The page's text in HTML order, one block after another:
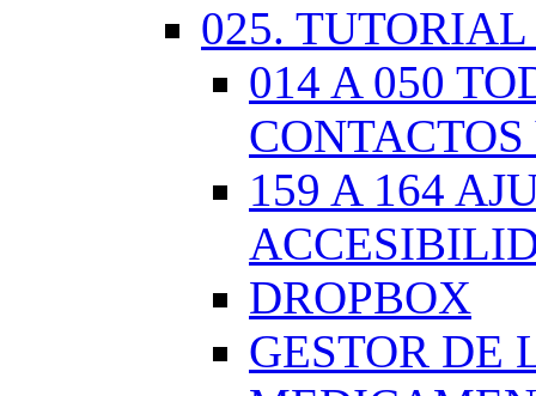
025.
014 A 050
159 A 164
DROPBOX
GESTOR DE